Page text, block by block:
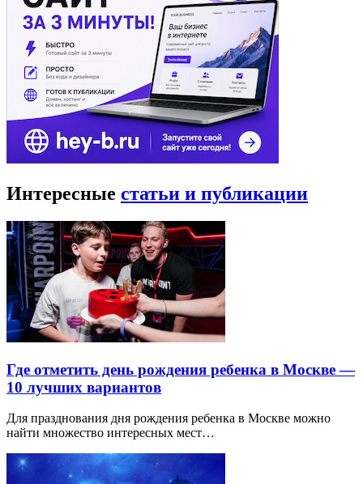
Интересные статьи и публикации
Где отметить день рождения ребенка в Москве —
10 лучших вариантов
Для празднования дня рождения ребенка в Москве можно
найти множество интересных мест…